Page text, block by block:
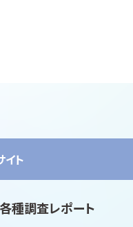
イト
各種調査レポート